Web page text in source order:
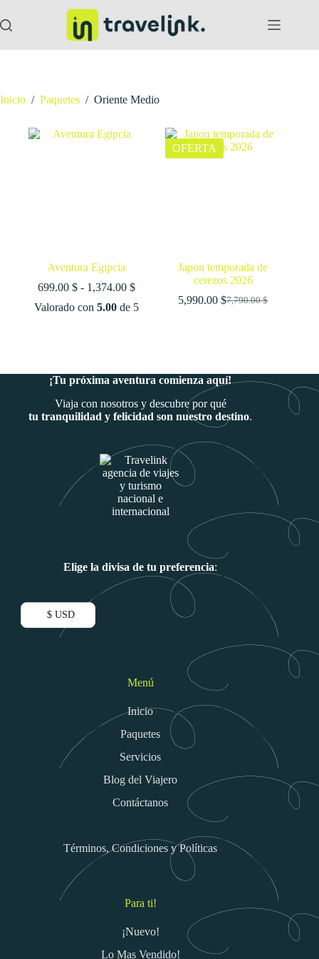
al
contenido
Inicio / Paquetes / Oriente Medio
Aventura Egipcia
699.00 $ - 1,374.00 $Rango
precios:
Valorado con 5.00de 5
OFERTA
Japon temporada de
cerezos 2026
7,790.00$
El
5,990.00$
El
¡Tu próxima aventura comienza aquí!
Viaja con nosotros y descubre por qué
tu tranquilidad y felicidad son nuestro destino.
Elige la divisa de tu preferencia:
$ USD
Menú
Inicio
Paquetes
Servicios
Blog del Viajero
Contáctanos
Términos, Condiciones y Políticas
Para ti!
¡Nuevo!
Lo Mas Vendido!